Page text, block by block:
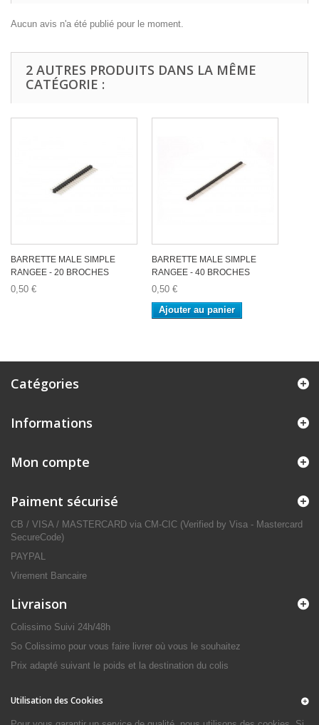
Aucun avis n'a été publié pour le moment.
2 AUTRES PRODUITS DANS LA MÊME
CATÉGORIE :
BARRETTE MALE SIMPLE
RANGEE - 20 BROCHES
0,50 €
BARRETTE MALE SIMPLE
RANGEE - 40 BROCHES
0,50 €
Ajouter au panier
Catégories
Informations
Mon compte
Paiment sécurisé
CB / VISA / MASTERCARD via CM-CIC (Verified by Visa - Mastercard
SecureCode)
PAYPAL
Virement Bancaire
Livraison
Colissimo Suivi 24h/48h
So Colissimo pour vous faire livrer où vous le souhaitez
Prix adapté suivant le poids et la destination du colis
Utilisation des Cookies